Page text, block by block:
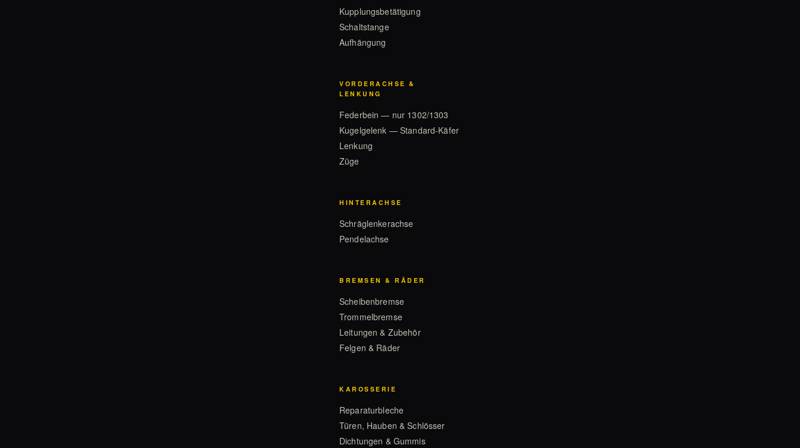
Kupplungsbetätigung
Schaltstange
Aufhängung
VORDERACHSE &
LENKUNG
Federbein — nur 1302/1303
Kugelgelenk — Standard-Käfer
Lenkung
Züge
HINTERACHSE
Schräglenkerachse
Pendelachse
BREMSEN & RÄDER
Scheibenbremse
Trommelbremse
Leitungen & Zubehör
Felgen & Räder
KAROSSERIE
Reparaturbleche
Türen, Hauben & Schlösser
Dichtungen & Gummis